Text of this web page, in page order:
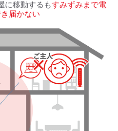
に移動するもすみずみまで電
届かない